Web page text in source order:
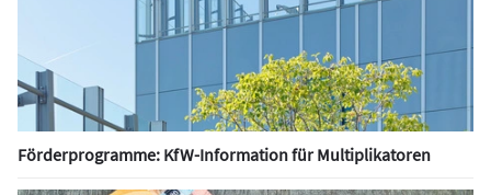
Förderprogramme: KfW-Information für Multiplikatoren